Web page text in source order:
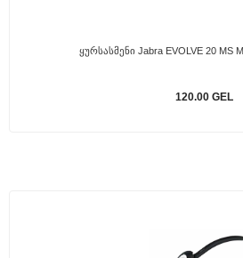
Ყურსასმენი Jabra EVOLVE 20 MS
120.00 GEL